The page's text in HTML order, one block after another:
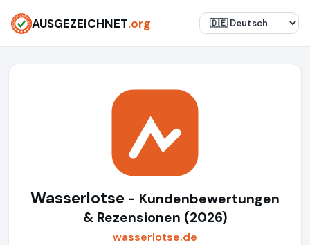
AUSGEZEICHNET.org
Wasserlotse - Kundenbewertungen
& Rezensionen (2026)
wasserlotse.de